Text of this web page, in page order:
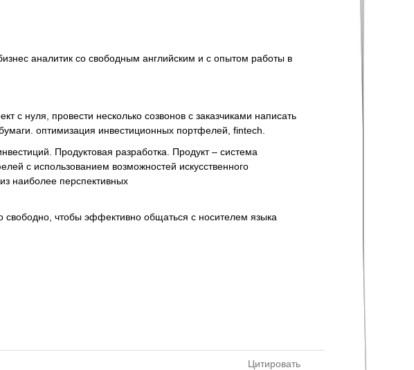
аналитик со свободным английским и с опытом работы в
с нуля, провести несколько созвонов с заказчиками написать
оптимизация инвестиционных портфелей, fintech.
Продуктовая разработка. Продукт – система
с использованием возможностей искусственного
наиболее перспективных
свободно, чтобы эффективно общаться с носителем языка
Цитировать